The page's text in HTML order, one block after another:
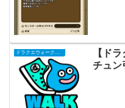
ドラクエウォークまとめ
【ド
チュン